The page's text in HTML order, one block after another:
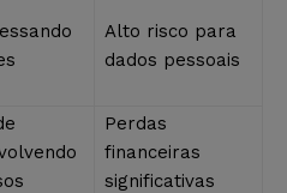
Alto risco para
dados pessoais
Perdas
financeiras
significativas